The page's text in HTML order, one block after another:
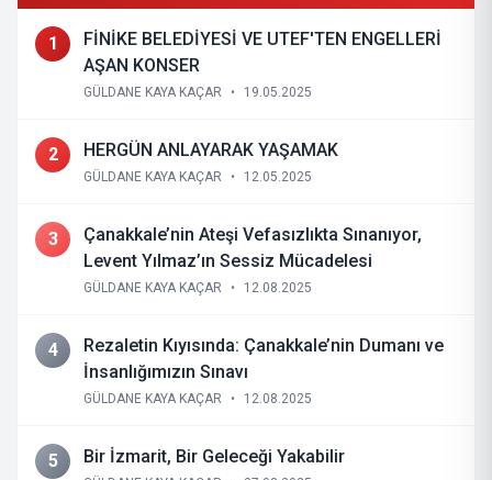
1
FİNİKE BELEDİYESİ VE UTEF'TEN ENGELLERİ
AŞAN KONSER
GÜLDANE KAYA KAÇAR • 19.05.2025
2 HERGÜN ANLAYARAK YAŞAMAK
GÜLDANE KAYA KAÇAR • 12.05.2025
3
Çanakkale’nin Ateşi Vefasızlıkta Sınanıyor,
Levent Yılmaz’ın Sessiz Mücadelesi
GÜLDANE KAYA KAÇAR • 12.08.2025
4
Rezaletin Kıyısında: Çanakkale’nin Dumanı ve
İnsanlığımızın Sınavı
GÜLDANE KAYA KAÇAR • 12.08.2025
5 Bir İzmarit, Bir Geleceği Yakabilir